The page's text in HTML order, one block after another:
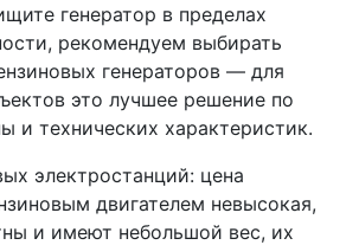
генератор в пределах
рекомендуем выбирать
генераторов — для
это лучшее решение по
и технических характеристик.
электростанций: цена
двигателем невысокая,
и имеют небольшой вес, их